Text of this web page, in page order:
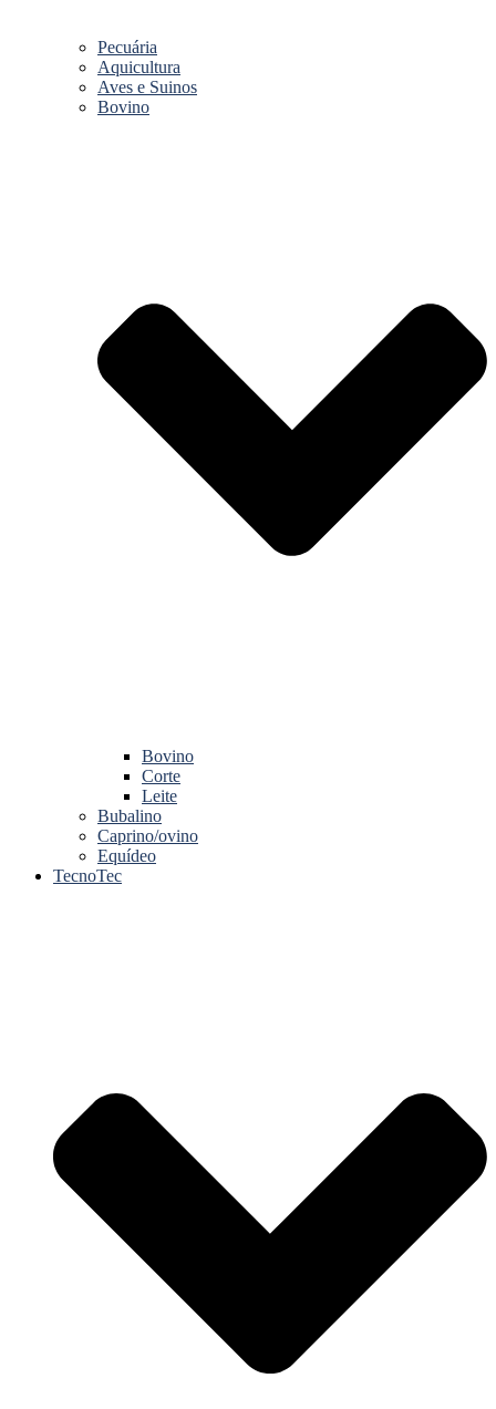
Pecuária
Aquicultura
Aves e Suinos
Bovino
Bovino
Corte
Leite
Bubalino
Caprino/ovino
Equídeo
TecnoTec